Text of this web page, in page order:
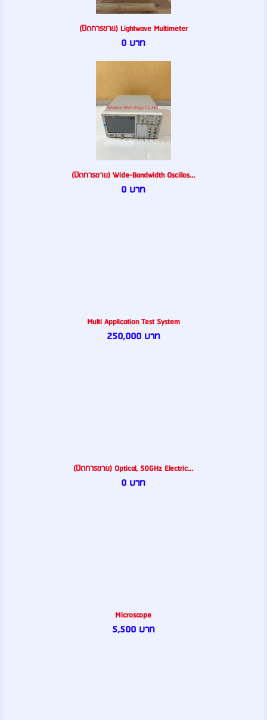
(ปิดการขาย) Lightwave Multimeter
0 บาท
(ปิดการขาย) Wide-Bandwidth Oscillos...
0 บาท
Multi Application Test System
250,000 บาท
(ปิดการขาย) Optical, 50GHz Electric...
0 บาท
Microscope
5,500 บาท